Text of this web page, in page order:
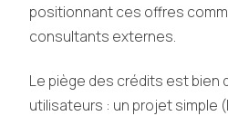
positionnant ces offres
consultants externes.
Le piège des crédits est bien
utilisateurs : un projet simple